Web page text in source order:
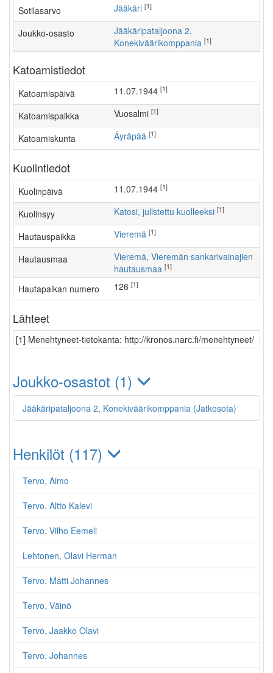
Sotilasarvo Jääkäri [1]
Joukko-osasto
Jääkäripataljoona 2,
Konekiväärikomppania [1]
Katoamistiedot
Katoamispäivä 11.07.1944 [1]
Katoamispaikka Vuosalmi [1]
Katoamiskunta Äyräpää [1]
Kuolintiedot
Kuolinpäivä 11.07.1944 [1]
Kuolinsyy Katosi, julistettu kuolleeksi [1]
Hautauspaikka Vieremä [1]
Hautausmaa
Vieremä, Vieremän sankarivainajien
hautausmaa [1]
Hautapaikan numero 126 [1]
Lähteet
[1] Menehtyneet-tietokanta: http://kronos.narc.fi/menehtyneet/
Joukko-osastot (1)
Jääkäripataljoona 2, Konekiväärikomppania (Jatkosota)
Henkilöt (117)
Tervo, Aimo
Tervo, Altto Kalevi
Tervo, Vilho Eemeli
Lehtonen, Olavi Herman
Tervo, Matti Johannes
Tervo, Väinö
Tervo, Jaakko Olavi
Tervo, Johannes